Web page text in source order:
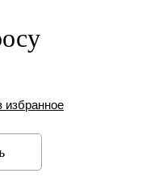
избранное